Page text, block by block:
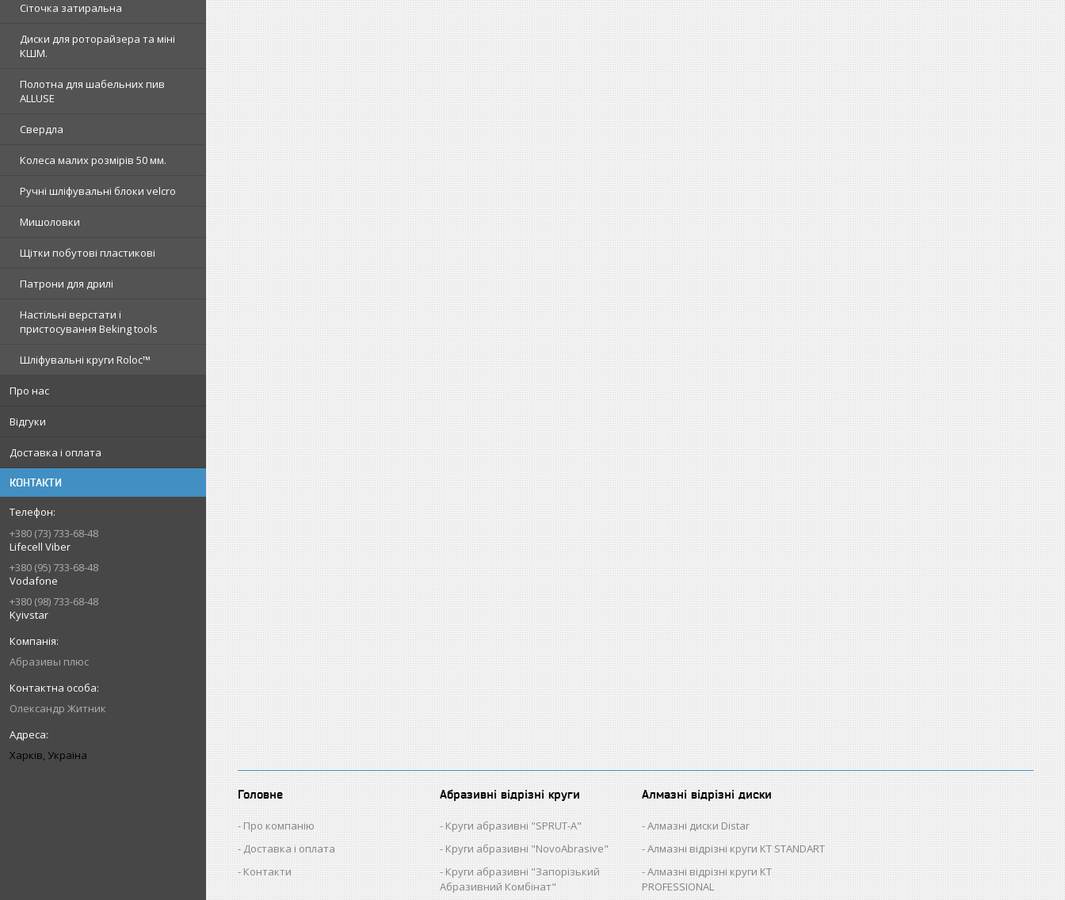
Сіточка затиральна
Диски для роторайзера та міні
КШМ.
Полотна для шабельних пив
ALLUSE
Свердла
Колеса малих розмірів 50 мм.
Ручні шліфувальні блоки velcro
Мишоловки
Щітки побутові пластикові
Патрони для дрилі
Настільні верстати і
пристосування Beking tools
Шліфувальні круги Roloc™
Про нас
Відгуки
Доставка і оплата
КОНТАКТИ
+380 (73) 733-68-48
Lifecell Viber
+380 (95) 733-68-48
Vodafone
+380 (98) 733-68-48
Kyivstar
Абразивы плюс
Олександр Житник
Харків, Україна
Головне
Про компанію
Доставка і оплата
Контакти
Абразивні відрізні круги
Круги абразивні "SPRUT-A"
Круги абразивні "NovoAbrasive"
Круги абразивні "Запорізький
Абразивний Комбінат"
Алмазні відрізні диски
Алмазні диски Distar
Алмазні відрізні круги КТ STANDART
Алмазні відрізні круги КТ
PROFESSIONAL